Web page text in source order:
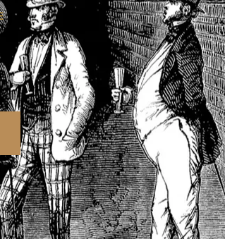
Bestellen
Specificaties
Druivensoorten:Pinot Noir,
Vintage:2008
Lagering:minimaal 120 maanden